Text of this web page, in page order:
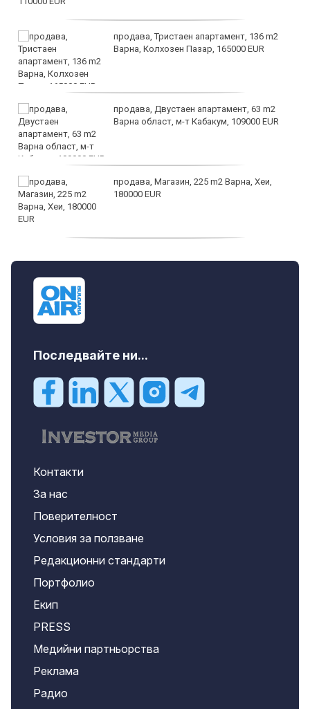
продава, Тристаен апартамент, 136 m2
Варна, Колхозен Пазар, 165000 EUR
продава, Двустаен апартамент, 63 m2
Варна област, м-т Кабакум, 109000 EUR
продава, Магазин, 225 m2 Варна, Хеи,
180000 EUR
Последвайте ни...
Контакти
За нас
Поверителност
Условия за ползване
Редакционни стандарти
Портфолио
Екип
PRESS
Медийни партньорства
Реклама
Радио